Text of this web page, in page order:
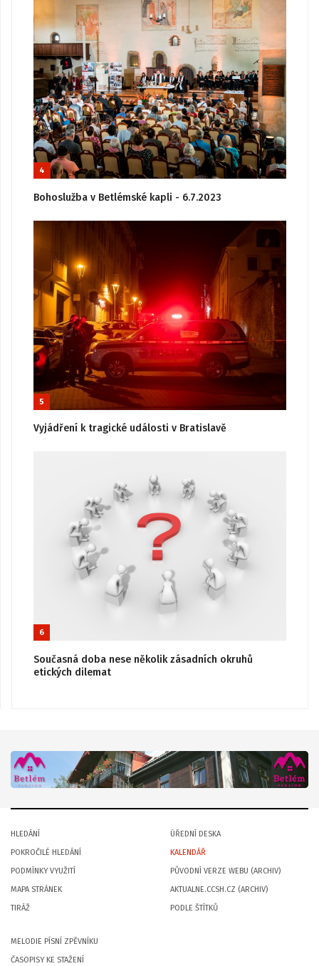
4
Bohoslužba v Betlémské kapli - 6.7.2023
5
Vyjádření k tragické události v Bratislavě
6
Současná doba nese několik zásadních okruhů
etických dilemat
HLEDÁNÍ
POKROČILÉ HLEDÁNÍ
PODMÍNKY VYUŽITÍ
MAPA STRÁNEK
TIRÁŽ
ÚŘEDNÍ DESKA
KALENDÁŘ
PŮVODNÍ VERZE WEBU (ARCHIV)
AKTUALNE.CCSH.CZ (ARCHIV)
PODLE ŠTÍTKŮ
MELODIE PÍSNÍ ZPĚVNÍKU
ČASOPISY KE STAŽENÍ